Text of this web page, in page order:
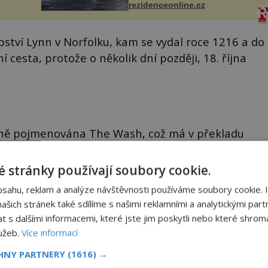
paluby. Monacký přístav nabízí
každoročn...
rezidenceonline.cz
Lynn v Norfolku, kam se vydal roce 1216 a do
cesta, protože o několik dní později, 18. října
pojmenována The Wash, což má v překladu
Jinak ale také znamená „bahno“.
a to se pravděpodobně stalo jeho konvoji
těžkou úplavicí a rozhodl se vrátit zpět
i když pomalejší cestu přes Wisbech.
stránky používají soubory cookie.
reklam a analýze návštěvnosti používáme soubory cookie.
stránek také sdílíme s našimi reklamními a analytickými
s dalšími informacemi, které jste jim poskytli nebo které
Více informací
PARTNERY (1616) →